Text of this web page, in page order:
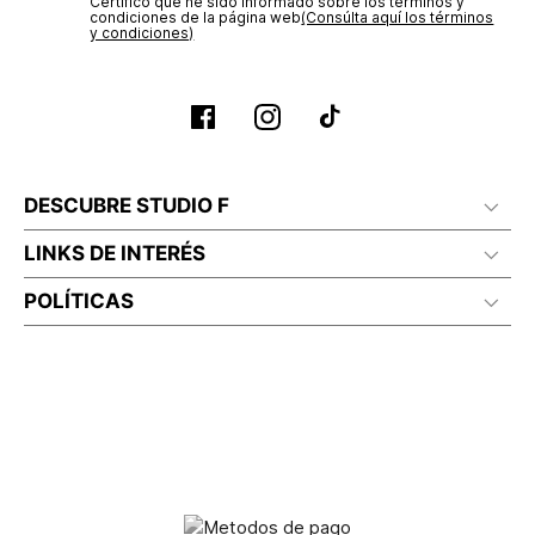
condiciones de la página web‎(Consúlta aquí los términos
y condiciones)
DESCUBRE STUDIO F
LINKS DE INTERÉS
POLÍTICAS